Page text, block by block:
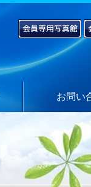
お問い